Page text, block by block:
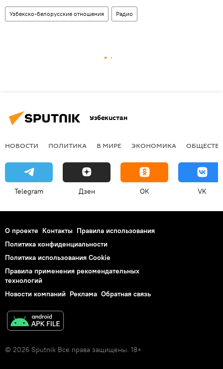
Узбекско-белорусские отношения Радио
Узбекистан
НОВОСТИ ПОЛИТИКА В МИРЕ ЭКОНОМИКА
Telegram Дзен OK VK
О проекте Контакты Правила использования
Политика конфиденциальности
Политика использования Cookie
Правила применения рекомендательных
технологий
Новости компаний Реклама Обратная связь
© 2026 Sputnik Все права защищены. 18+